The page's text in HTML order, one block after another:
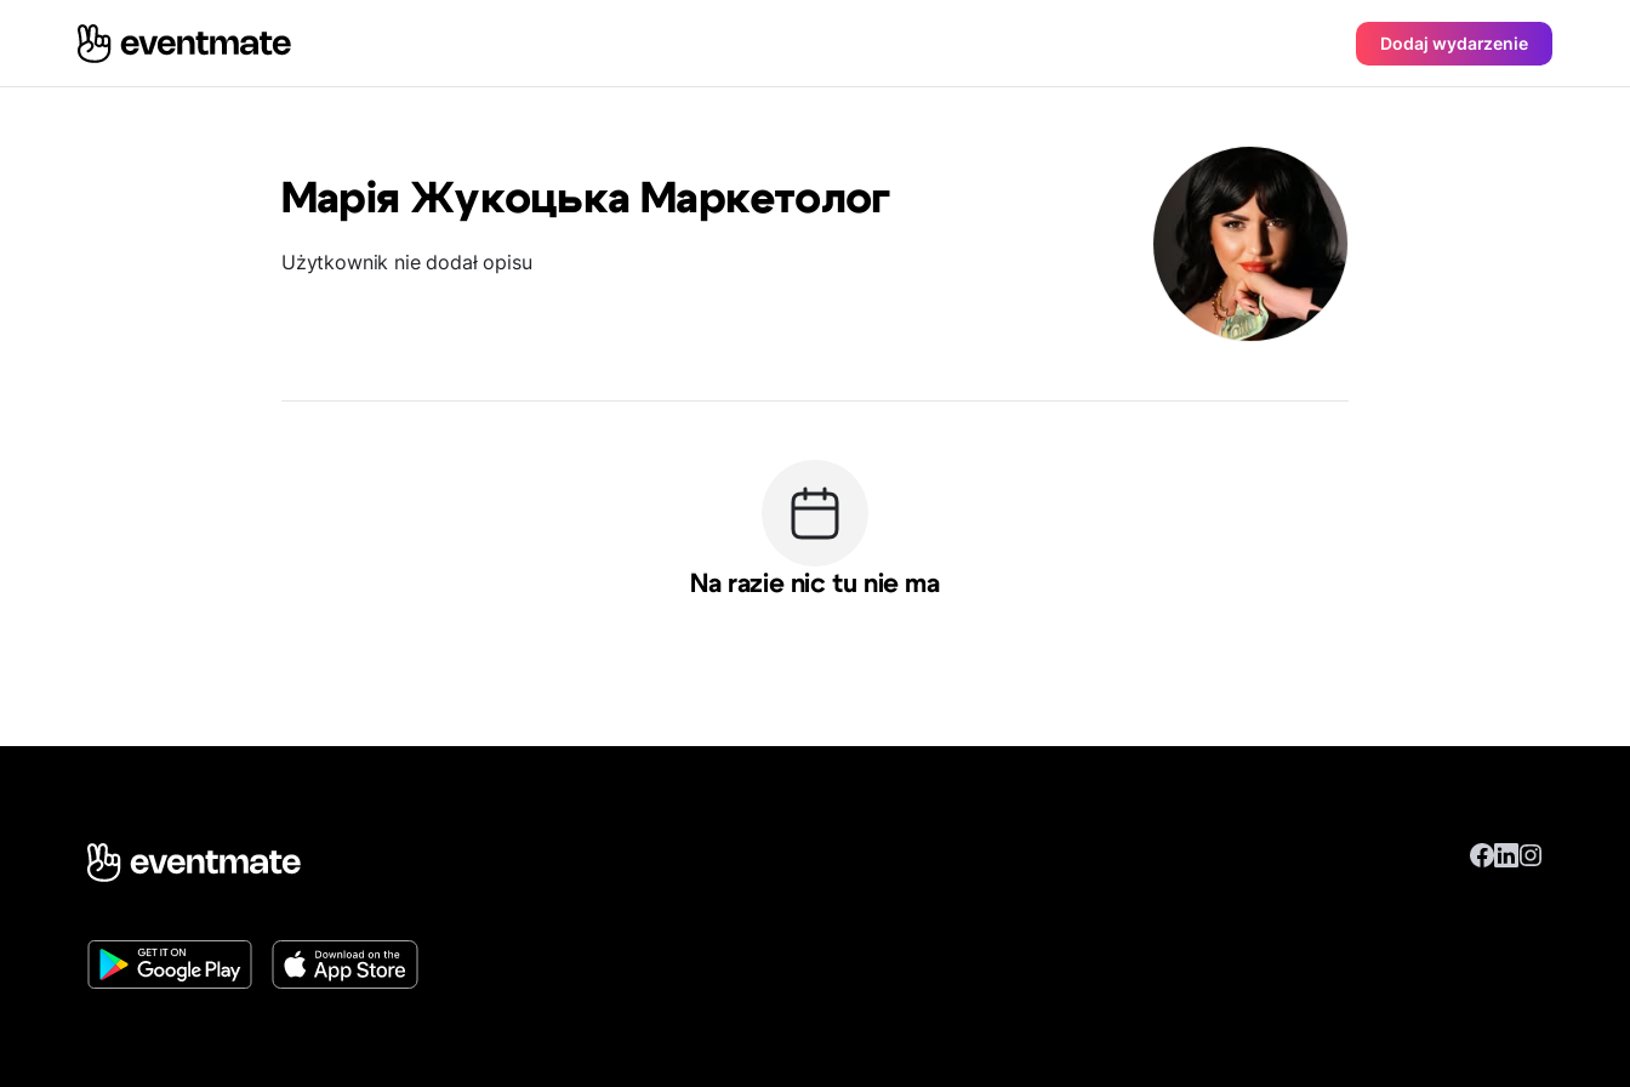
Dodaj wydarzenie
Марія Жукоцька Маркетолог
Użytkownik nie dodał opisu
Na razie nic tu nie ma